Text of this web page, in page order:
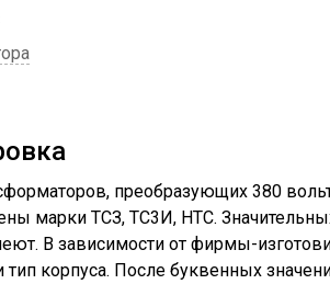
преобразующих 380
марки ТСЗ, ТС3И, НТС.
В зависимости от фирмы-
корпуса. После буквенных